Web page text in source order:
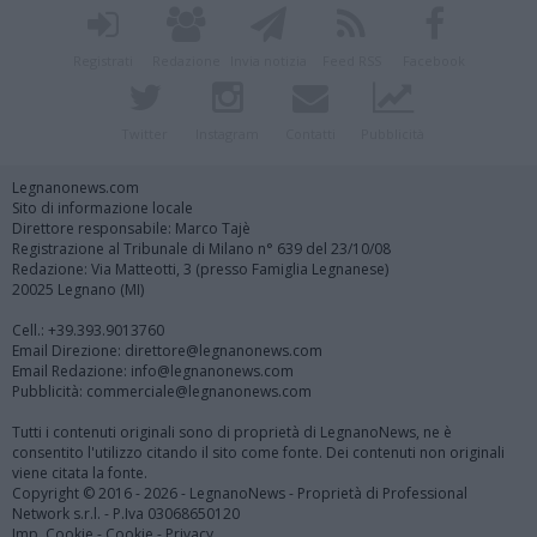
Legnanonews.com
Sito di informazione locale
Direttore responsabile: Marco Tajè
Registrazione al Tribunale di Milano n° 639 del 23/10/08
Redazione: Via Matteotti, 3 (presso Famiglia Legnanese)
20025 Legnano (MI)
Cell.: +39.393.9013760
Email Direzione: direttore@legnanonews.com
Email Redazione: info@legnanonews.com
Pubblicità: commerciale@legnanonews.com
Tutti i contenuti originali sono di proprietà di LegnanoNews, ne è
consentito l'utilizzo citando il sito come fonte. Dei contenuti non originali
viene citata la fonte.
Copyright © 2016 - 2026 - LegnanoNews - Proprietà di Professional
Network s.r.l. - P.Iva 03068650120